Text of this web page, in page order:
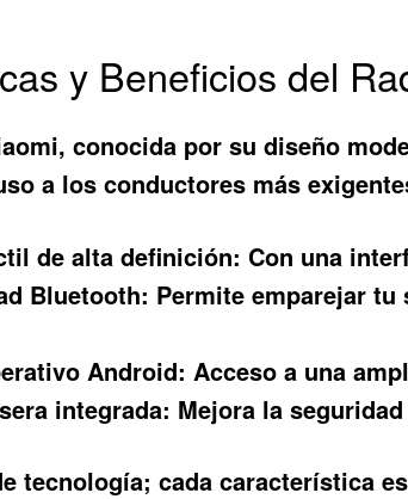
y Beneficios del
, conocida por su diseño
a los conductores más
de alta definición: Con una
Bluetooth: Permite emparejar
Android: Acceso a una
integrada: Mejora la
tecnología; cada característica